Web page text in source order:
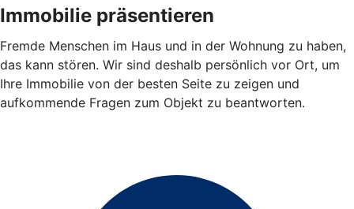
Immobilie präsentieren
Fremde Menschen im Haus und in der Wohnung zu haben,
das kann stören. Wir sind deshalb persönlich vor Ort, um
Ihre Immobilie von der besten Seite zu zeigen und
aufkommende Fragen zum Objekt zu beantworten.